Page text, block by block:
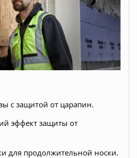
с защитой от царапин.
эффект защиты от
для продолжительной носки.